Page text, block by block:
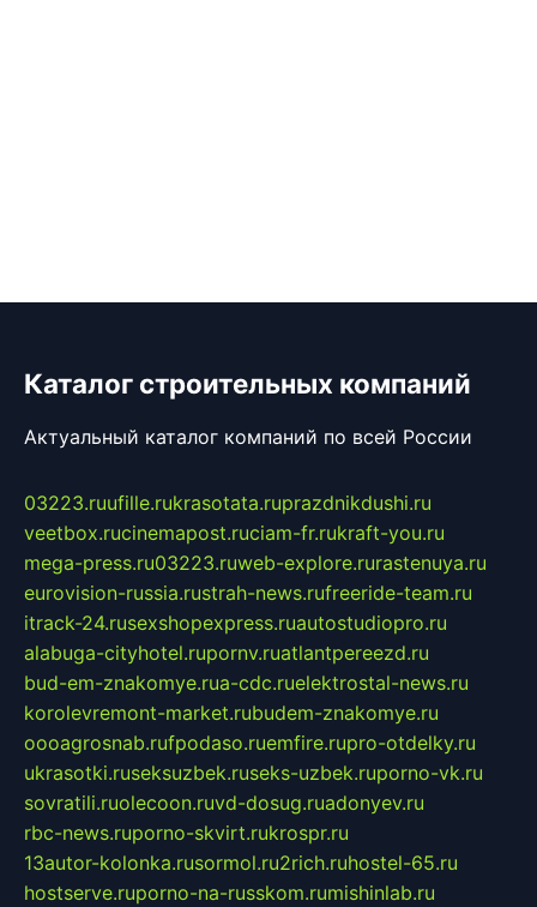
Каталог строительных компаний
Актуальный каталог компаний по всей России
03223.ruufille.rukrasotata.ruprazdnikdushi.ru
veetbox.rucinemapost.ruciam-fr.rukraft-you.ru
mega-press.ru03223.ruweb-explore.rurastenuya.ru
eurovision-russia.rustrah-news.rufreeride-team.ru
itrack-24.rusexshopexpress.ruautostudiopro.ru
alabuga-cityhotel.rupornv.ruatlantpereezd.ru
bud-em-znakomye.rua-cdc.ruelektrostal-news.ru
korolevremont-market.rubudem-znakomye.ru
oooagrosnab.rufpodaso.ruemfire.rupro-otdelky.ru
ukrasotki.ruseksuzbek.ruseks-uzbek.ruporno-vk.ru
sovratili.ruolecoon.ruvd-dosug.ruadonyev.ru
rbc-news.ruporno-skvirt.rukrospr.ru
13autor-kolonka.rusormol.ru2rich.ruhostel-65.ru
hostserve.ruporno-na-russkom.rumishinlab.ru